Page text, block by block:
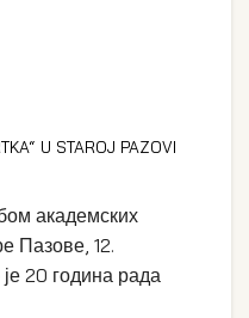
U STAROJ PAZOVI
академских
Пазове, 12.
20 година рада